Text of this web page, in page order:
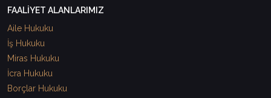
FAALİYET ALANLARIMIZ
Aile Hukuku
İş Hukuku
Miras Hukuku
İcra Hukuku
Borçlar Hukuku